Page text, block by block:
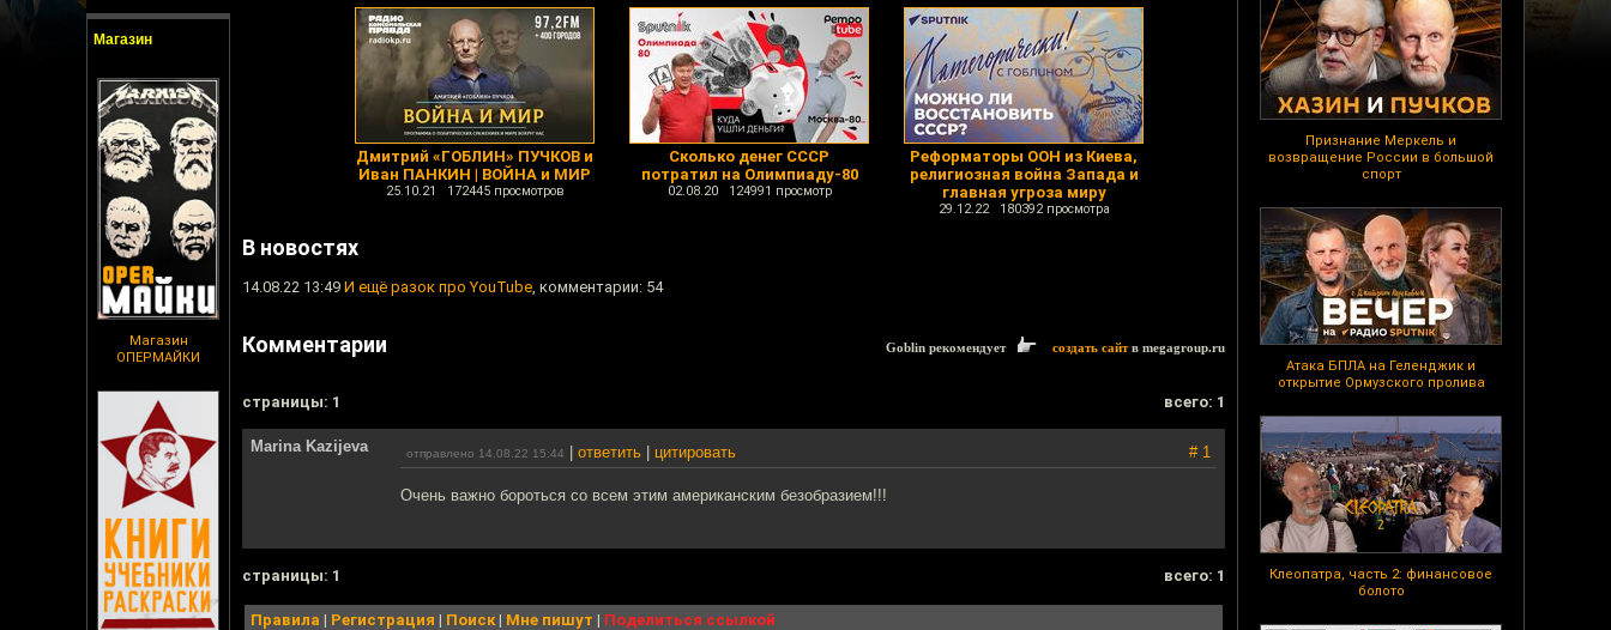
Магазин
Магазин
ОПЕРМАЙКИ
Признание Меркель и
возвращение России в большой
спорт
Атака БПЛА на Геленджик и
открытие Ормузского пролива
Клеопатра, часть 2: финансовое
болото
Дмитрий «ГОБЛИН» ПУЧКОВ и
Иван ПАНКИН | ВОЙНА и МИР
25.10.21 172445 просмотров
Сколько денег СССР
потратил на Олимпиаду-80
02.08.20 124991 просмотр
Реформаторы ООН из Киева,
религиозная война Запада и
главная угроза миру
29.12.22 180392 просмотра
В новостях
14.08.22 13:49 И ещё разок про YouTube, комментарии: 54
Комментарии Goblin рекомендует создать сайтв megagroup.ru
cтраницы: 1 всего: 1
Marina Kazijeva отправлено 14.08.22 15:44 ответить цитировать # 1
Очень важно бороться со всем этим американским безобразием!!!
cтраницы: 1 всего: 1
Правила | Регистрация | Поиск| Мне пишут | Поделиться ссылкой